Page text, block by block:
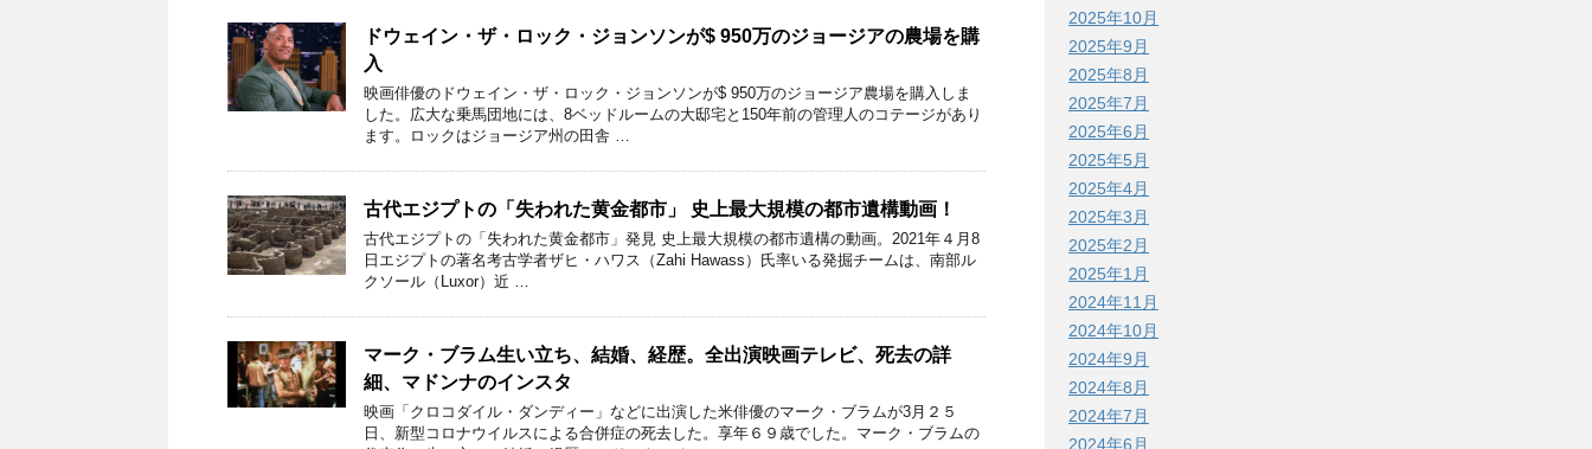
ドウェイン・ザ・ロック・ジョンソンが$ 950万のジョージアの農場を購
入
映画俳優のドウェイン・ザ・ロック・ジョンソンが$ 950万のジョージア農場を購入しま
した。広大な乗馬団地には、8ベッドルームの大邸宅と150年前の管理人のコテージがあり
ます。ロックはジョージア州の田舎 …
古代エジプトの「失われた黄金都市」 史上最大規模の都市遺構動画！
古代エジプトの「失われた黄金都市」発見 史上最大規模の都市遺構の動画。2021年４月8
日エジプトの著名考古学者ザヒ・ハワス（Zahi Hawass）氏率いる発掘チームは、南部ル
クソール（Luxor）近 …
マーク・ブラム生い立ち、結婚、経歴。全出演映画テレビ、死去の詳
細、マドンナのインスタ
映画「クロコダイル・ダンディー」などに出演した米俳優のマーク・ブラムが3月２５
日、新型コロナウイルスによる合併症の死去した。享年６９歳でした。マーク・ブラムの
2025年10月
2025年9月
2025年8月
2025年7月
2025年6月
2025年5月
2025年4月
2025年3月
2025年2月
2025年1月
2024年11月
2024年10月
2024年9月
2024年8月
2024年7月
2024年6月